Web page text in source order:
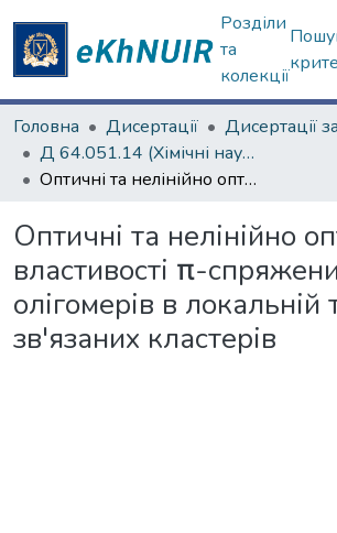
Розділи
та
колекції
Головна Дисертації
Д 64.051.14 (Хімічні науки)
Оптичні та нелінійно оптичні властивості π-спряжених олігомерів в локальній теорії зв'язаних кластерів
Оптичні та нелінійно
властивості π-
олігомерів в локальній
зв'язаних кластерів